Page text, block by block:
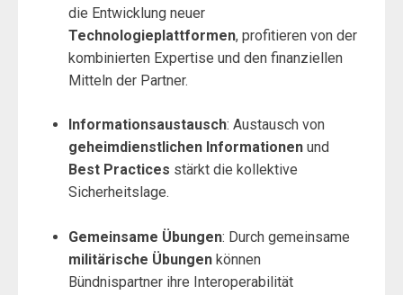
die Entwicklung neuer
Technologieplattformen, profitieren von der
kombinierten Expertise und den finanziellen
Mitteln der Partner.
Informationsaustausch: Austausch von
geheimdienstlichen Informationenund
Best Practices stärkt die kollektive
Sicherheitslage.
Gemeinsame Übungen: Durch gemeinsame
militärische Übungenkönnen
Bündnispartner ihre Interoperabilität